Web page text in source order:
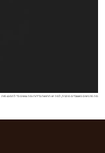
מה מרגישים כשעובדים מהבית, למה יש תחושת בדידות ומה עושים כדי להמנע מזה.